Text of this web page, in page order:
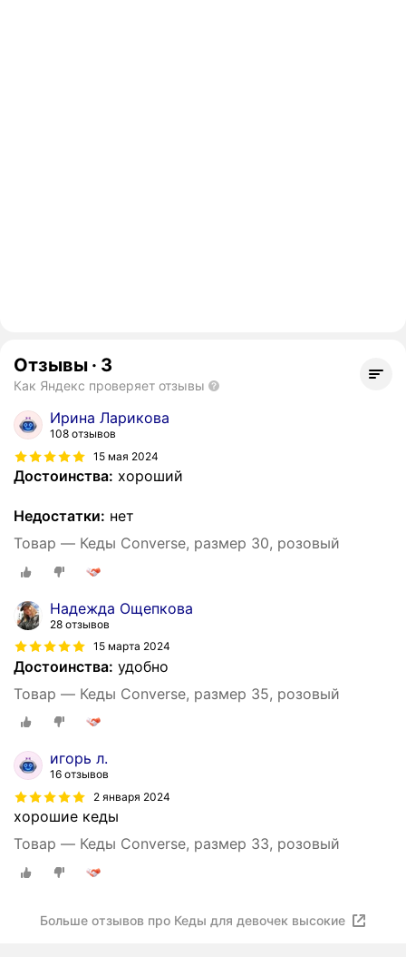
Отзывы · 3
Как Яндекс проверяет отзывы
Ирина Ларикова
108 отзывов
15 мая 2024
Достоинства: хороший
Недостатки: нет
Товар — Кеды Converse, размер 30, розовый
Надежда Ощепкова
28 отзывов
15 марта 2024
Достоинства: удобно
Товар — Кеды Converse, размер 35, розовый
игорь л.
16 отзывов
2 января 2024
хорошие кеды
Товар — Кеды Converse, размер 33, розовый
Больше отзывов про Кеды для девочек высокие